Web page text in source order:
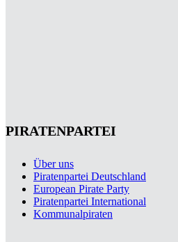
PIRATENPARTEI
Über uns
Piratenpartei Deutschland
European Pirate Party
Piratenpartei International
Kommunalpiraten